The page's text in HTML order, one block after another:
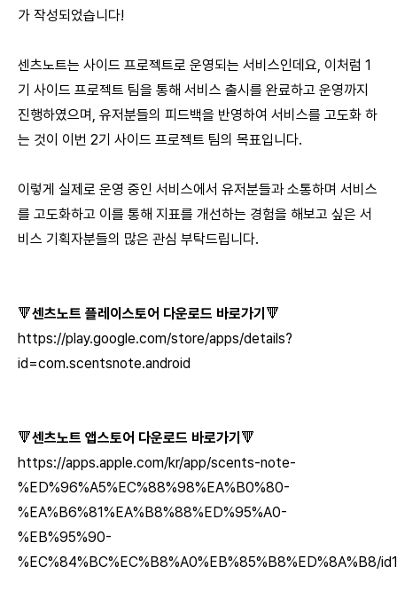
가 작성되었습니다!
센츠노트는 사이드 프로젝트로 운영되는 서비스인데요, 이처럼 1
기 사이드 프로젝트 팀을 통해 서비스 출시를 완료하고 운영까지
진행하였으며, 유저분들의 피드백을 반영하여 서비스를 고도화 하
는 것이 이번 2기 사이드 프로젝트 팀의 목표입니다.
이렇게 실제로 운영 중인 서비스에서 유저분들과 소통하며 서비스
를 고도화하고 이를 통해 지표를 개선하는 경험을 해보고 싶은 서
비스 기획자분들의 많은 관심 부탁드립니다.
🔻센츠노트 플레이스토어 다운로드 바로가기 🔻
https://play.google.com/store/apps/details?
id=com.scentsnote.android
🔻센츠노트 앱스토어 다운로드 바로가기 🔻
https://apps.apple.com/kr/app/scents-note-
%ED%96%A5%EC%88%98%EA%B0%80-
%EA%B6%81%EA%B8%88%ED%95%A0-
%EB%95%90-
%EC%84%BC%EC%B8%A0%EB%85%B8%ED%8A%B8/